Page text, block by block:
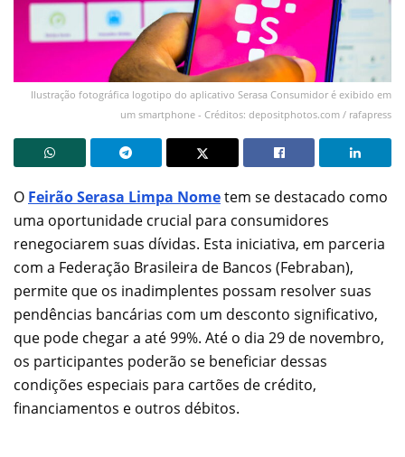
Ilustração fotográfica logotipo do aplicativo Serasa Consumidor é exibido em
um smartphone - Créditos: depositphotos.com / rafapress
O Feirão Serasa Limpa Nometem se destacado como
uma oportunidade crucial para consumidores
renegociarem suas dívidas. Esta iniciativa, em parceria
com a Federação Brasileira de Bancos (Febraban),
permite que os inadimplentes possam resolver suas
pendências bancárias com um desconto significativo,
que pode chegar a até 99%. Até o dia 29 de novembro,
os participantes poderão se beneficiar dessas
condições especiais para cartões de crédito,
financiamentos e outros débitos.